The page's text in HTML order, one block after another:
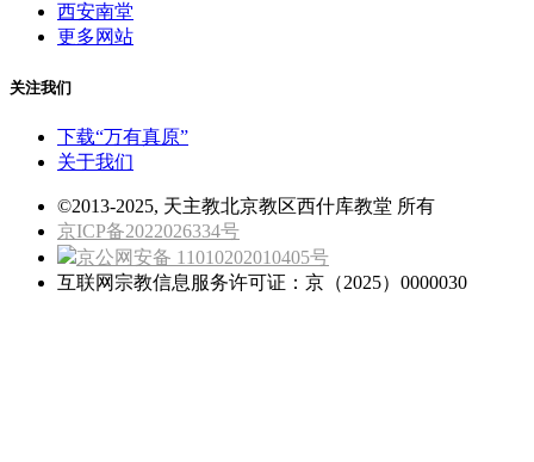
西安南堂
更多网站
关注我们
下载“万有真原”
关于我们
©2013-2025, 天主教北京教区西什库教堂 所有
京ICP备2022026334号
京公网安备 11010202010405号
互联网宗教信息服务许可证：京（2025）0000030